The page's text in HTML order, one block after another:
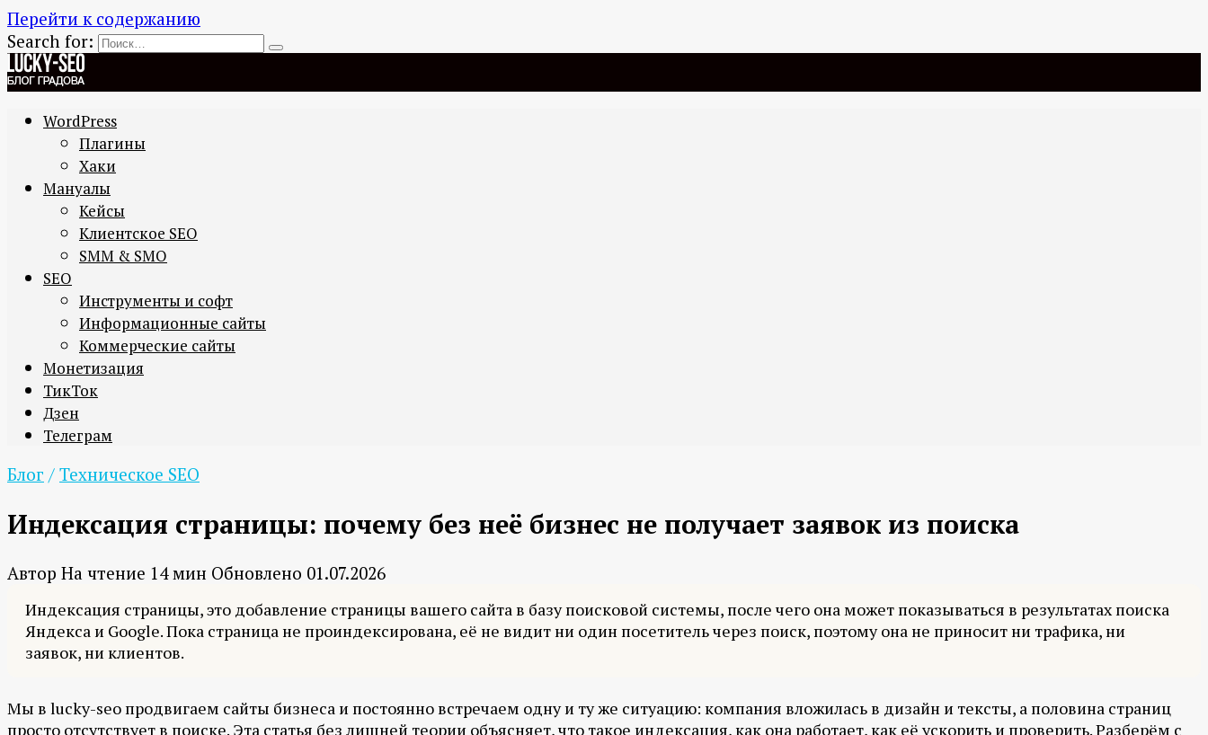
Перейти к содержанию
Search for:
WordPress
Плагины
Хаки
Мануалы
Кейсы
Клиентское SEO
SMM & SMO
SEO
Инструменты и софт
Информационные сайты
Коммерческие сайты
Монетизация
ТикТок
Дзен
Телеграм
Блог / Техническое SEO
Индексация страницы: почему без неё бизнес не получает заявок из поиска
Автор На чтение 14 мин Обновлено 01.07.2026
Индексация страницы, это добавление страницы вашего сайта в базу поисковой системы, после чего она может показываться в результатах поиска
Яндекса и Google. Пока страница не проиндексирована, её не видит ни один посетитель через поиск, поэтому она не приносит ни трафика, ни
заявок, ни клиентов.
Мы в lucky-seo продвигаем сайты бизнеса и постоянно встречаем одну и ту же ситуацию: компания вложилась в дизайн и тексты, а половина страниц
просто отсутствует в поиске. Эта статья без лишней теории объясняет, что такое индексация, как она работает, как её ускорить и проверить. Разберём с